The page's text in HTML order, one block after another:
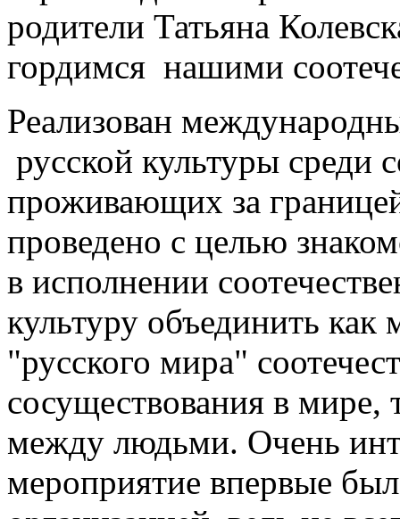
родители Татьяна
гордимся нашими
Реализован
русской культуры среди
проживающих за
проведено с целью
в исполнении
культуру объединить
"русского мира"
сосуществования в мире,
между людьми. Очень
мероприятие впервые